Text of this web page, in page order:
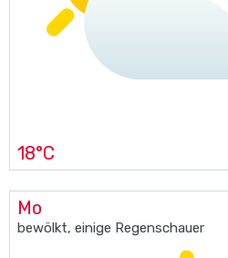
18°C
Mo
bewölkt, einige Regenschauer